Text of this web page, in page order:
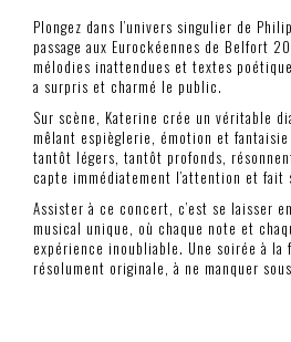
Plongez dans l’univers singulier de
passage aux Eurockéennes de Belfort
mélodies inattendues et textes
a surpris et charmé le public.
Sur scène, Katerine crée un véritable
mêlant espièglerie, émotion et fantaisie
tantôt légers, tantôt profonds,
capte immédiatement l’attention et
Assister à ce concert, c’est se laisser
musical unique, où chaque note et
expérience inoubliable. Une soirée à
résolument originale, à ne manquer